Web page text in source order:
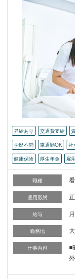
昇給あり 交通費支給
学歴不問
車通勤OK 社
健康保険
厚生年金 雇
職種
雇用形態
給与
勤務地
仕事内容
■